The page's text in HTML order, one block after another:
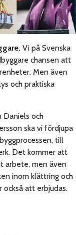
Vi på Svenska
chansen att
Men även
och praktiska
Daniels och
ska vi fördjupa
till
Det kommer att
arbete, men även
inom klättring och
också att erbjudas.